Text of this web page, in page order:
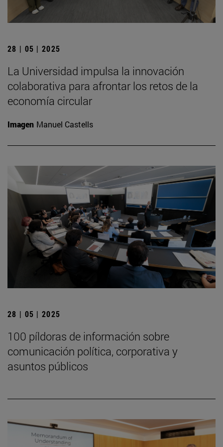
28 | 05 | 2025
La Universidad impulsa la innovación
colaborativa para afrontar los retos de la
economía circular
Imagen Manuel Castells
28 | 05 | 2025
100 píldoras de información sobre
comunicación política, corporativa y
asuntos públicos